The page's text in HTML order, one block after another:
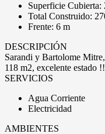
Superficie Cubierta:
Total Construido:
Frente: 6 m
DESCRIPCIÓN
Sarandi y Bartolome
118 m2, excelente estado !!
SERVICIOS
Agua Corriente
Electricidad
AMBIENTES